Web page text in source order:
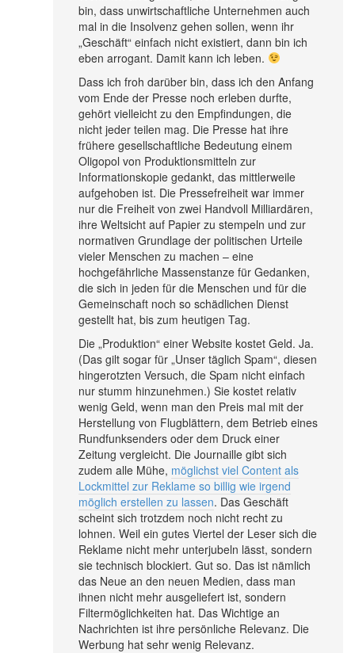
bin, dass unwirtschaftliche Unternehmen auch
mal in die Insolvenz gehen sollen, wenn ihr
„Geschäft“ einfach nicht existiert, dann bin ich
eben arrogant. Damit kann ich leben.
Dass ich froh darüber bin, dass ich den Anfang
vom Ende der Presse noch erleben durfte,
gehört vielleicht zu den Empfindungen, die
nicht jeder teilen mag. Die Presse hat ihre
frühere gesellschaftliche Bedeutung einem
Oligopol von Produktionsmitteln zur
Informationskopie gedankt, das mittlerweile
aufgehoben ist. Die Pressefreiheit war immer
nur die Freiheit von zwei Handvoll Milliardären,
ihre Weltsicht auf Papier zu stempeln und zur
normativen Grundlage der politischen Urteile
vieler Menschen zu machen – eine
hochgefährliche Massenstanze für Gedanken,
die sich in jeden für die Menschen und für die
Gemeinschaft noch so schädlichen Dienst
gestellt hat, bis zum heutigen Tag.
Die „Produktion“ einer Website kostet Geld. Ja.
(Das gilt sogar für „Unser täglich Spam“, diesen
hingerotzten Versuch, die Spam nicht einfach
nur stumm hinzunehmen.) Sie kostet relativ
wenig Geld, wenn man den Preis mal mit der
Herstellung von Flugblättern, dem Betrieb eines
Rundfunksenders oder dem Druck einer
Zeitung vergleicht. Die Journaille gibt sich
zudem alle Mühe, möglichst viel Content als
Lockmittel zur Reklame so billig wie irgend
möglich erstellen zu lassen. Das Geschäft
scheint sich trotzdem noch nicht recht zu
lohnen. Weil ein gutes Viertel der Leser sich die
Reklame nicht mehr unterjubeln lässt, sondern
sie technisch blockiert. Gut so. Das ist nämlich
das Neue an den neuen Medien, dass man
ihnen nicht mehr ausgeliefert ist, sondern
Filtermöglichkeiten hat. Das Wichtige an
Nachrichten ist ihre persönliche Relevanz. Die
Werbung hat sehr wenig Relevanz.